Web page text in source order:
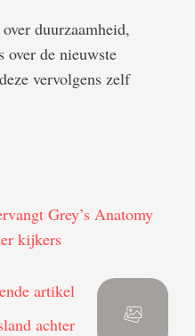
duurzaamheid,
over de nieuwste
vervolgens zelf
Grey’s Anatomy
kijkers
artikel
achter